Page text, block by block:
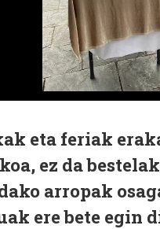
eta feriak
ez da
arropak
ere bete egin